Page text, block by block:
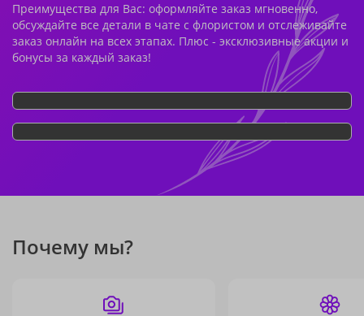
Преимущества для Вас: оформляйте заказ мгновенно,
обсуждайте все детали в чате с флористом и отслеживайте
заказ онлайн на всех этапах. Плюс - эксклюзивные акции и
бонусы за каждый заказ!
Почему мы?